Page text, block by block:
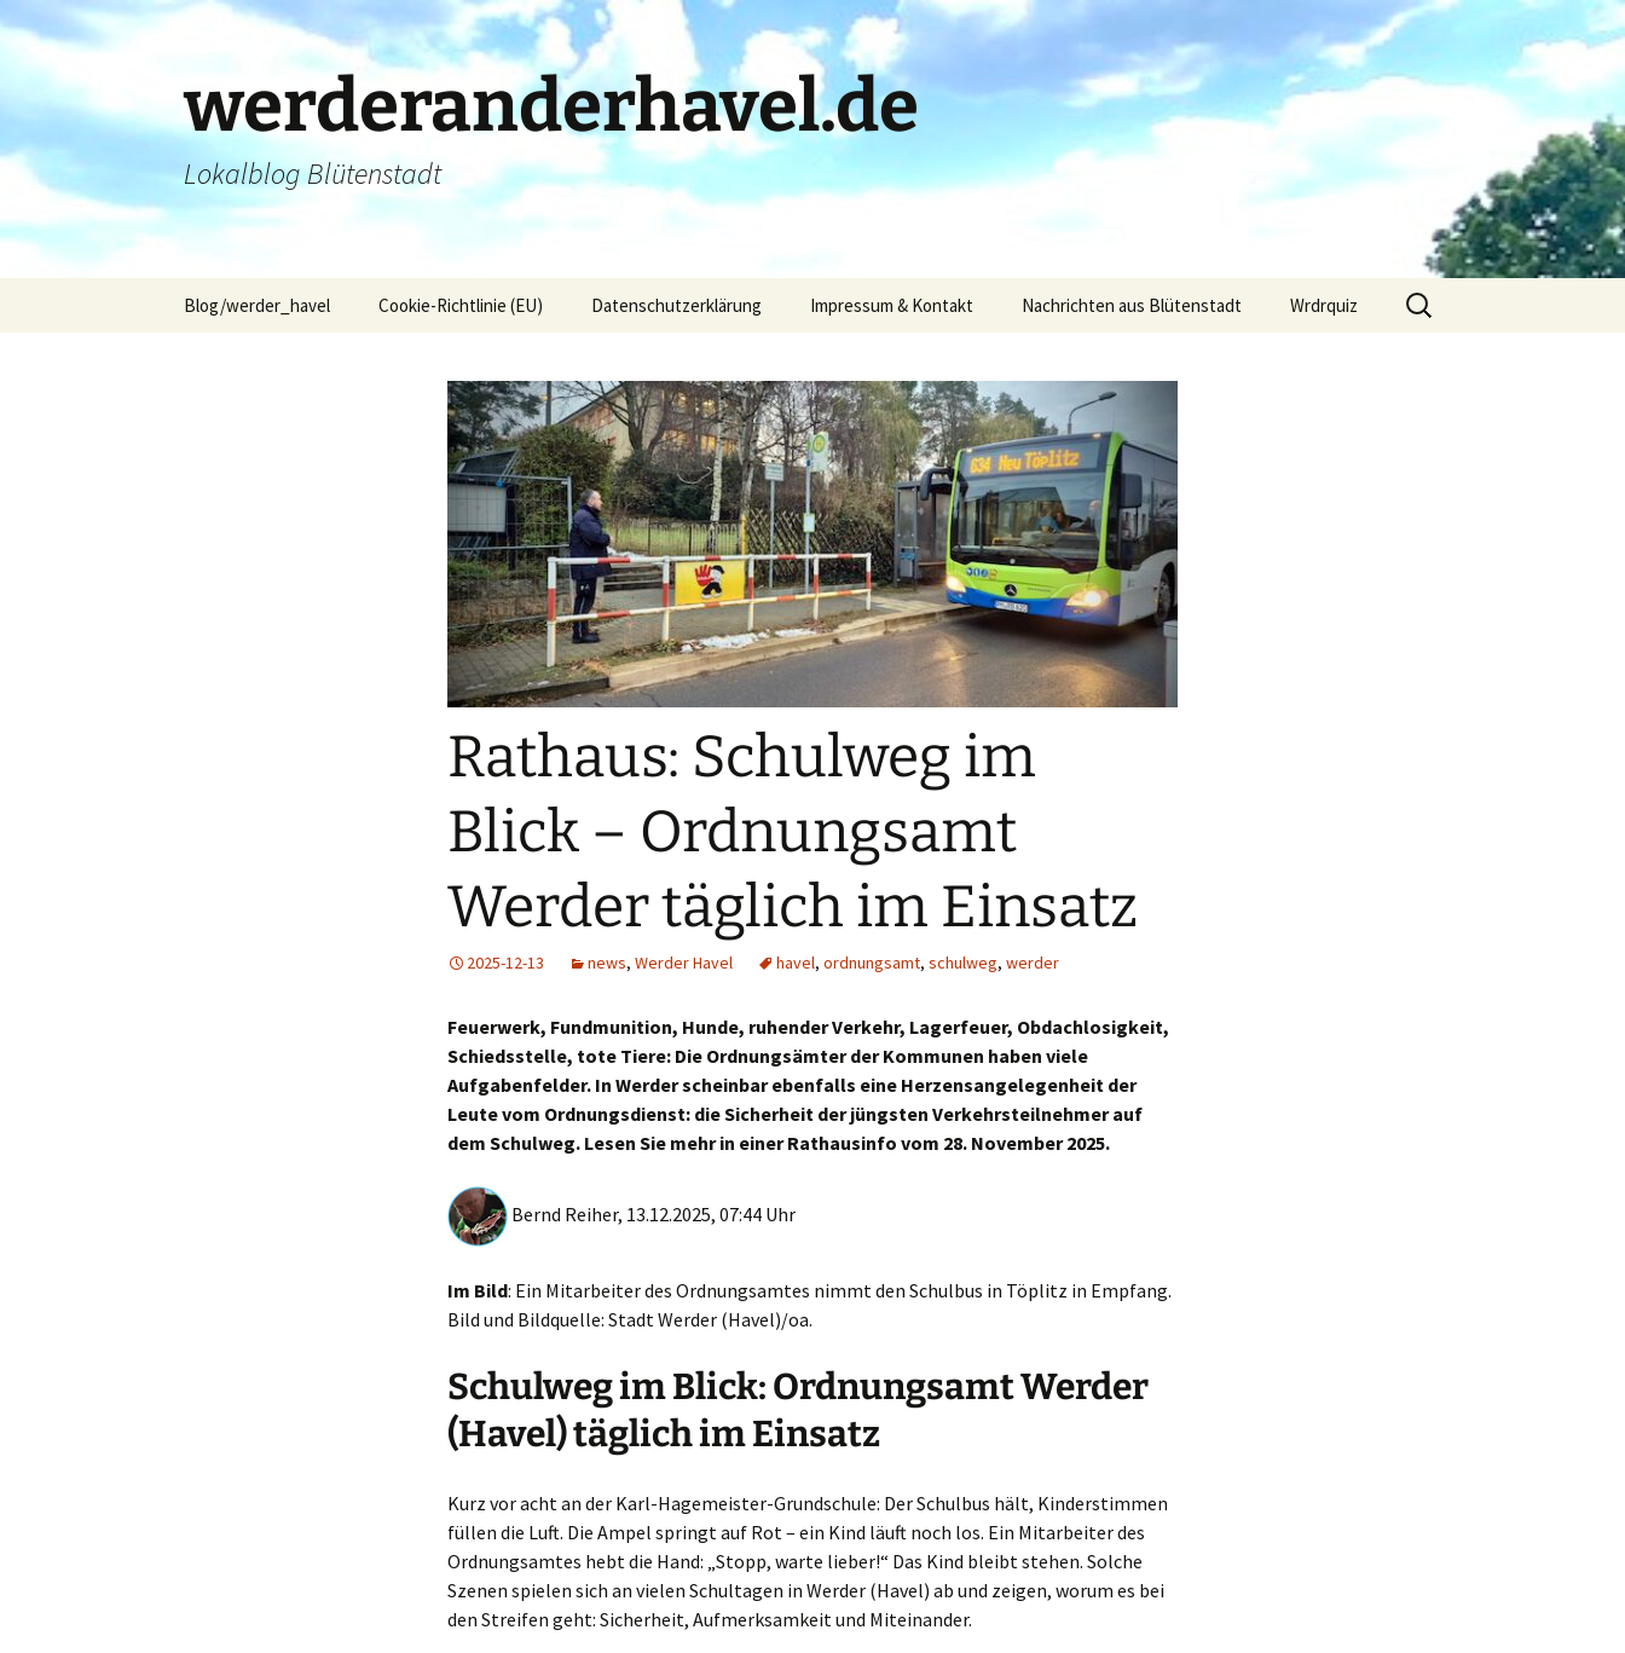
Zum
Inhalt
springen
werderanderhavel.de
Lokalblog Blütenstadt
Blog/werder_havel Cookie-Richtlinie (EU) Datenschutzerklärung Impressum & Kontakt Nachrichten aus Blütenstadt Wrdrquiz
Suchen
nach:
Rathaus: Schulweg im
Blick – Ordnungsamt
Werder täglich im Einsatz
2025-12-13 news, Werder Havel havel, ordnungsamt, schulweg, werder
Feuerwerk, Fundmunition, Hunde, ruhender Verkehr, Lagerfeuer, Obdachlosigkeit,
Schiedsstelle, tote Tiere: Die Ordnungsämter der Kommunen haben viele
Aufgabenfelder. In Werder scheinbar ebenfalls eine Herzensangelegenheit der
Leute vom Ordnungsdienst: die Sicherheit der jüngsten Verkehrsteilnehmer auf
dem Schulweg. Lesen Sie mehr in einer Rathausinfo vom 28. November 2025.
Bernd Reiher, 13.12.2025, 07:44 Uhr
Im Bild: Ein Mitarbeiter des Ordnungsamtes nimmt den Schulbus in Töplitz in Empfang.
Bild und Bildquelle: Stadt Werder (Havel)/oa.
Schulweg im Blick: Ordnungsamt Werder
(Havel) täglich im Einsatz
Kurz vor acht an der Karl-Hagemeister-Grundschule: Der Schulbus hält, Kinderstimmen
füllen die Luft. Die Ampel springt auf Rot – ein Kind läuft noch los. Ein Mitarbeiter des
Ordnungsamtes hebt die Hand: „Stopp, warte lieber!“ Das Kind bleibt stehen. Solche
Szenen spielen sich an vielen Schultagen in Werder (Havel) ab und zeigen, worum es bei
den Streifen geht: Sicherheit, Aufmerksamkeit und Miteinander.